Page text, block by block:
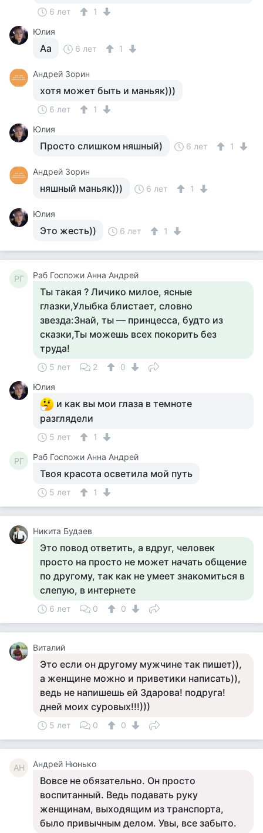
6 лет
1
Юлия
Аа 6 лет 1
Андрей Зорин
хотя может быть и маньяк)))
6 лет
1
Юлия
Просто слишком няшный) 6 лет 1
Андрей Зорин
няшный маньяк))) 6 лет 1
Юлия
Это жесть)) 6 лет 1
РГ Раб Госпожи Анна Андрей
Ты такая ? Личико милое, ясные
глазки,Улыбка блистает, словно
звезда:Знай, ты ― принцесса, будто из
сказки,Ты можешь всех покорить без
труда!
5 лет 2
0
Юлия
и как вы мои глаза в темноте
разглядели
5 лет 1
РГ Раб Госпожи Анна Андрей
Твоя красота осветила мой путь
5 лет 1
Никита Будаев
Это повод ответить, а вдруг, человек
просто на просто не может начать общение
по другому, так как не умеет знакомиться в
слепую, в интернете
6 лет 0 0
Виталий
Это если он другому мужчине так пишет)),
а женщине можно и приветики написать)),
ведь не напишешь ей Здарова! подруга!
дней моих суровых!!!)))
5 лет 0 0
АН Андрей Нюнько
Вовсе не обязательно. Он просто
воспитанный. Ведь подавать руку
женщинам, выходящим из транспорта,
было привычным делом. Увы, все забыто.